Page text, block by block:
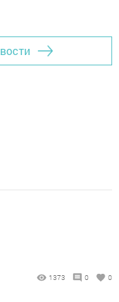
1373 0 0